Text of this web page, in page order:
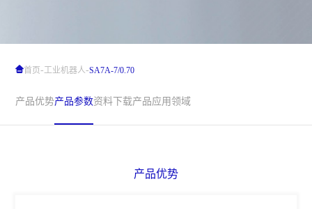
产品优势产品参数资料下载产品应用领域
首页-工业机器人-SA7A-7/0.70
产品优势